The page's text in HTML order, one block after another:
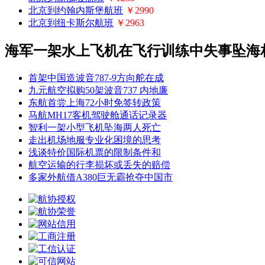
北京到约翰内斯堡航班 ￥2990
北京到纽卡斯尔航班 ￥2963
海军一架水上飞机在飞行训练中失事坠海
首架中国造波音787-9方向舵在成
九元航空拟购50架波音737 内地廉
东航首尝上海72小时免签转政策
马航MH17客机驾驶舱通话记录器
智利一架小型飞机坠海两人死亡
走出机场地服专业化困境的思考
浅谈特价国际机票的限制条件和
航空运输的行李损坏或丢失的赔偿
多家外航借A380巨无霸抢夺中国市